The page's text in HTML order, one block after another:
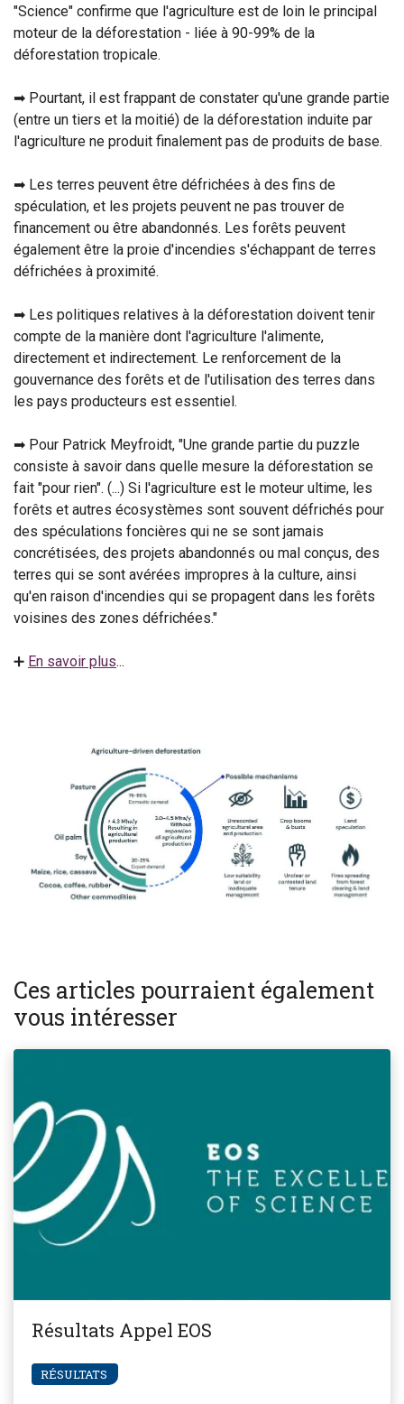
"Science" confirme que l'agriculture est de loin le principal
moteur de la déforestation - liée à 90-99% de la
déforestation tropicale.
➡ Pourtant, il est frappant de constater qu'une grande partie
(entre un tiers et la moitié) de la déforestation induite par
l'agriculture ne produit finalement pas de produits de base.
➡ Les terres peuvent être défrichées à des fins de
spéculation, et les projets peuvent ne pas trouver de
financement ou être abandonnés. Les forêts peuvent
également être la proie d'incendies s'échappant de terres
défrichées à proximité.
➡ Les politiques relatives à la déforestation doivent tenir
compte de la manière dont l'agriculture l'alimente,
directement et indirectement. Le renforcement de la
gouvernance des forêts et de l'utilisation des terres dans
les pays producteurs est essentiel.
➡ Pour Patrick Meyfroidt, "Une grande partie du puzzle
consiste à savoir dans quelle mesure la déforestation se
fait "pour rien". (...) Si l'agriculture est le moteur ultime, les
forêts et autres écosystèmes sont souvent défrichés pour
des spéculations foncières qui ne se sont jamais
concrétisées, des projets abandonnés ou mal conçus, des
terres qui se sont avérées impropres à la culture, ainsi
qu'en raison d'incendies qui se propagent dans les forêts
voisines des zones défrichées."
➕ En savoir plus...
Ces articles pourraient également
vous intéresser
Résultats Appel EOS
RÉSULTATS